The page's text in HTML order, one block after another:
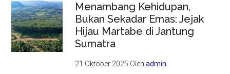
Menambang Kehidupan,
Bukan Sekadar Emas: Jejak
Hijau Martabe di Jantung
Sumatra
21 Oktober 2025 Olehadmin